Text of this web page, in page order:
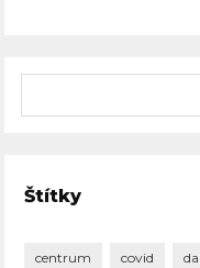
Štítky
centrum covid